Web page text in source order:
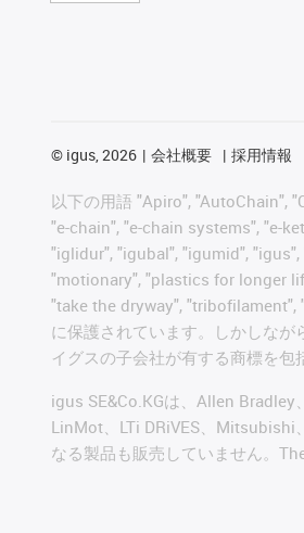
© igus, 2026 会社概要 採用情報
以下の用語 "Apiro", "AutoChain",
"e-chain", "e-chain systems", "e-
"iglidur", "igubal", "igumid",
"motionary", "plastics for longer
"take the dryway", "tribofilament",
に保護されています。しかしな
イグスの子会社が有する商標を包
igus SE&Co.KGは、Allen
LinMot、LTi DRiVES、Mitsubishi
なる製品も販売していません。